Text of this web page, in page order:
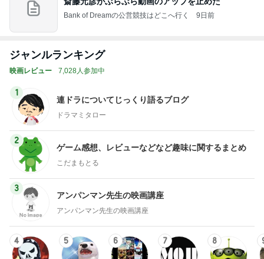
Bank of Dreamの公営競技はどこへ行く 9日前
ジャンルランキング
映画レビュー 7,028人参加中
1
連ドラについてじっくり語るブログ
ドラマミタロー
2
ゲーム感想、レビューなどなど趣味に関するまとめ
こだまもとる
3
アンパンマン先生の映画講座
アンパンマン先生の映画講座
4 5 6 7 8